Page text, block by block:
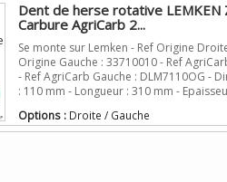
Dent de herse rotative LEMKEN
Carbure AgriCarb 2...
Se monte sur Lemken - Ref Origine
Origine Gauche : 33710010 - Ref
- Ref AgriCarb Gauche : DLM7110OG -
: 110 mm - Longueur : 310 mm -
Options : Droite / Gauche